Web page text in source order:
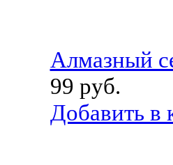
Алмазный
99 руб.
Добавить в